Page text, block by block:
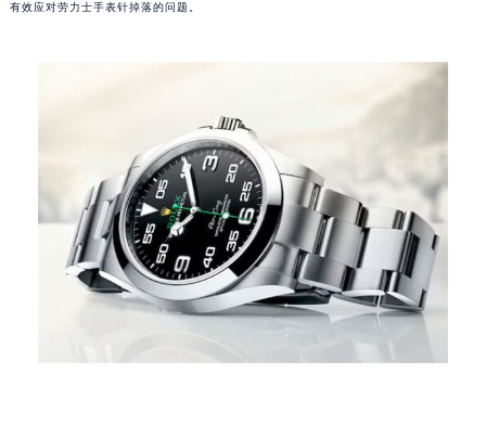
有效应对劳力士手表针掉落的问题。